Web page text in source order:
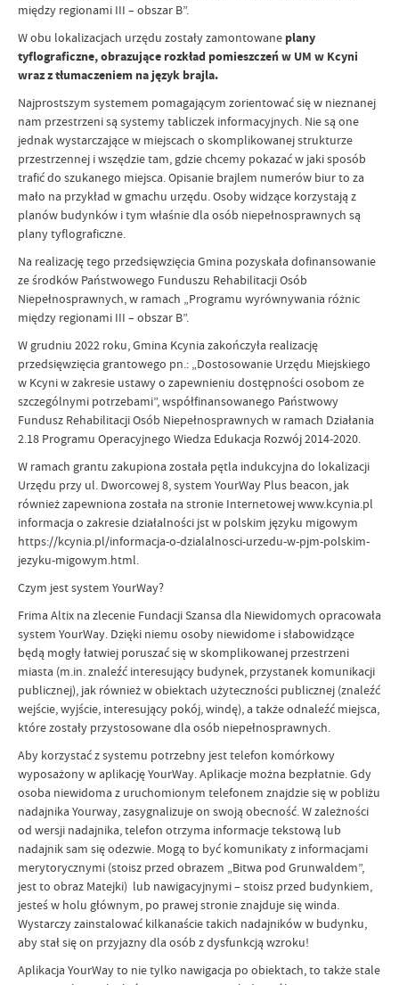
między regionami III – obszar B”.
W obu lokalizacjach urzędu zostały zamontowane plany
tyflograficzne, obrazujące rozkład pomieszczeń w UM w Kcyni
wraz z tłumaczeniem na język brajla.
Najprostszym systemem pomagającym zorientować się w nieznanej
nam przestrzeni są systemy tabliczek informacyjnych. Nie są one
jednak wystarczające w miejscach o skomplikowanej strukturze
przestrzennej i wszędzie tam, gdzie chcemy pokazać w jaki sposób
trafić do szukanego miejsca. Opisanie brajlem numerów biur to za
mało na przykład w gmachu urzędu. Osoby widzące korzystają z
planów budynków i tym właśnie dla osób niepełnosprawnych są
plany tyflograficzne.
Na realizację tego przedsięwzięcia Gmina pozyskała dofinansowanie
ze środków Państwowego Funduszu Rehabilitacji Osób
Niepełnosprawnych, w ramach „Programu wyrównywania różnic
między regionami III – obszar B”.
W grudniu 2022 roku, Gmina Kcynia zakończyła realizację
przedsięwzięcia grantowego pn.: „Dostosowanie Urzędu Miejskiego
w Kcyni w zakresie ustawy o zapewnieniu dostępności osobom ze
szczególnymi potrzebami”, współfinansowanego Państwowy
Fundusz Rehabilitacji Osób Niepełnosprawnych w ramach Działania
2.18 Programu Operacyjnego Wiedza Edukacja Rozwój 2014-2020.
W ramach grantu zakupiona została pętla indukcyjna do lokalizacji
Urzędu przy ul. Dworcowej 8, system YourWay Plus beacon, jak
również zapewniona została na stronie Internetowej www.kcynia.pl
informacja o zakresie działalności jst w polskim języku migowym
https://kcynia.pl/informacja-o-dzialalnosci-urzedu-w-pjm-polskim-
jezyku-migowym.html.
Czym jest system YourWay?
Frima Altix na zlecenie Fundacji Szansa dla Niewidomych opracowała
system YourWay. Dzięki niemu osoby niewidome i słabowidzące
będą mogły łatwiej poruszać się w skomplikowanej przestrzeni
miasta (m.in. znaleźć interesujący budynek, przystanek komunikacji
publicznej), jak również w obiektach użyteczności publicznej (znaleźć
wejście, wyjście, interesujący pokój, windę), a także odnaleźć miejsca,
które zostały przystosowane dla osób niepełnosprawnych.
Aby korzystać z systemu potrzebny jest telefon komórkowy
wyposażony w aplikację YourWay. Aplikacje można bezpłatnie. Gdy
osoba niewidoma z uruchomionym telefonem znajdzie się w pobliżu
nadajnika Yourway, zasygnalizuje on swoją obecność. W zależności
od wersji nadajnika, telefon otrzyma informacje tekstową lub
nadajnik sam się odezwie. Mogą to być komunikaty z informacjami
merytorycznymi (stoisz przed obrazem „Bitwa pod Grunwaldem”,
jest to obraz Matejki) lub nawigacyjnymi – stoisz przed budynkiem,
jesteś w holu głównym, po prawej stronie znajduje się winda.
Wystarczy zainstalować kilkanaście takich nadajników w budynku,
aby stał się on przyjazny dla osób z dysfunkcją wzroku!
Aplikacja YourWay to nie tylko nawigacja po obiektach, to także stale